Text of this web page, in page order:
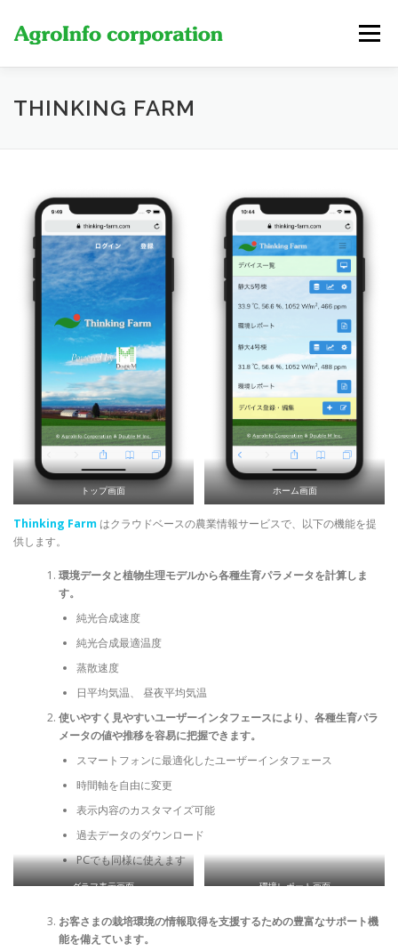
メニュー
製品・サービス 費用
THINKING FARM
トップ画面 ホーム画面
Thinking Farm はクラウドベースの農業情報サービスで、以下の機能を提
供します。
環境データと植物生理モデルから各種生育パラメータを計算しま
す。
純光合成速度
純光合成最適温度
蒸散速度
日平均気温、 昼夜平均気温
使いやすく見やすいユーザーインタフェースにより、各種生育パラ
メータの値や推移を容易に把握できます。
スマートフォンに最適化したユーザーインタフェース
時間軸を自由に変更
表示内容のカスタマイズ可能
過去データのダウンロード
PCでも同様に使えます
グラフ表示画面 環境レポート画面
お客さまの栽培環境の情報取得を支援するための豊富なサポート機
能を備えています。